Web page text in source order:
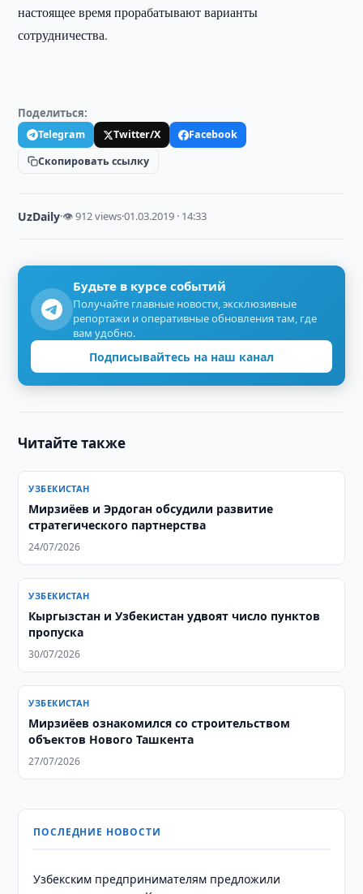
настоящее время прорабатывают варианты
сотрудничества.
Поделиться:
Telegram Twitter/X
Facebook
Скопировать ссылку
UzDaily·👁 912 views·01.03.2019 · 14:33
Будьте в курсе событий
Получайте главные новости, эксклюзивные
репортажи и оперативные обновления там, где
вам удобно.
Подписывайтесь на наш канал
Читайте также
УЗБЕКИСТАН
Мирзиёев и Эрдоган обсудили развитие
стратегического партнерства
24/07/2026
УЗБЕКИСТАН
Кыргызстан и Узбекистан удвоят число пунктов
пропуска
30/07/2026
УЗБЕКИСТАН
Мирзиёев ознакомился со строительством
объектов Нового Ташкента
27/07/2026
ПОСЛЕДНИЕ НОВОСТИ
Узбекским предпринимателям предложили